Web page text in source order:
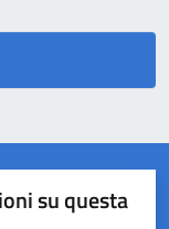
su questa